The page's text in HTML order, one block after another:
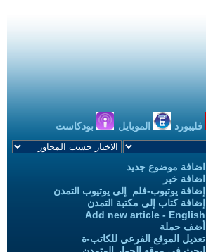
فليبورد الموبايل بودكاست
اضافة موضوع جديد
اضافة خبر
إضافة يوتيوب-فلم إلى يوتيوب التمدن
إضافة كتاب إلى مكتبة التمدن
Add new article - English
أضف حملة
تعديل الموقع الفرعي للكاتب-ة